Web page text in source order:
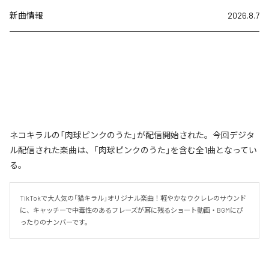
新曲情報 2026.8.7
ネコキラルの「肉球ピンクのうた」が配信開始された。今回デジタ
ル配信された楽曲は、「肉球ピンクのうた」を含む全1曲となってい
る。
TikTokで大人気の「猫キラル」オリジナル楽曲！軽やかなウクレレのサウンド
に、キャッチーで中毒性のあるフレーズが耳に残るショート動画・BGMにぴ
ったりのナンバーです。